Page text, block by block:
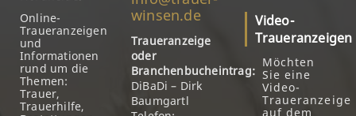
Online-
Traueranzeigen
und
Informationen
rund um die
Themen:
Trauer,
Trauerhilfe,
winsen.de
Traueranzeige
oder
Branchenbucheintrag:
DiBaDi – Dirk
Baumgartl
Video-
Traueranzeigen
Möchten
Sie eine
Video-
Traueranzeige
auf dem